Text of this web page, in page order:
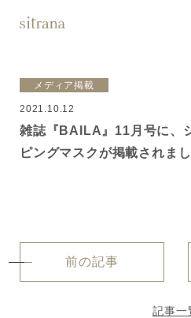
商品一覧 LINEUP
ローション
メディア掲載
2021.10.12
雑誌『BAILA』11月号に、
ピングマスクが掲載されま
前の記事
記事一